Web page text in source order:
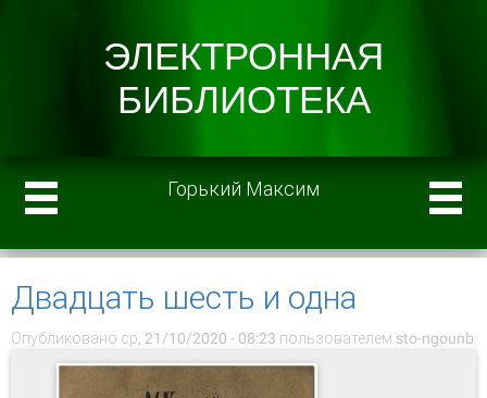
Горький Максим
Двадцать шесть и одна
Опубликовано ср, 21/10/2020 - 08:23 пользователем sto-ngounb